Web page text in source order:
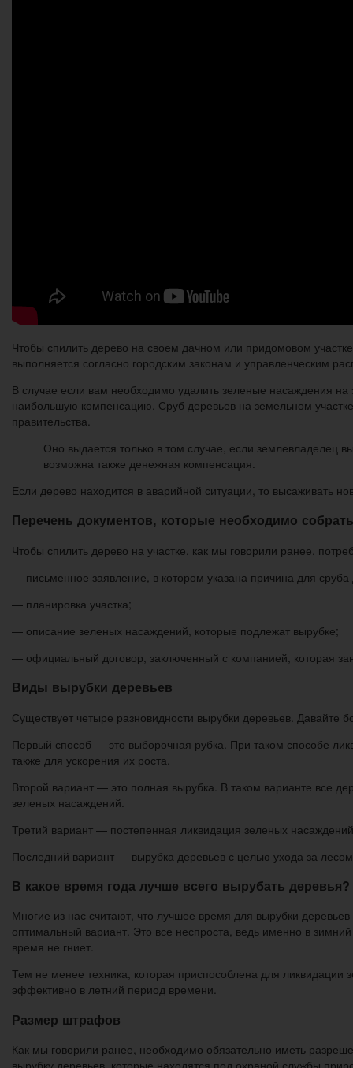
Чтобы спилить дерево на своем дачном или придомовом
выполняется согласно городским законам и управленческим
В случае если вам необходимо удалить зеленые насаждения на
наибольшую компенсацию. Сруб деревьев на земельном
правительства.
Оно выдается только в том случае, если землевладелец
возможна также денежная компенсация.
Если дерево находится в аварийной ситуации, то высаживать
Перечень документов, которые необходимо собрать
Чтобы спилить дерево на участке, как мы говорили ранее,
— письменное заявление, в котором указана причина для сруба
— планировка участка;
— описание зеленых насаждений, которые подлежат вырубке;
— официальный договор, заключенный с компанией, которая
Виды вырубки деревьев
Существует четыре разновидности вырубки деревьев. Давайте
Первый способ — это выборочная рубка. При таком способе
также для ускорения их роста.
Второй вариант — это полная вырубка. В таком варианте все
зеленых насаждений.
Третий вариант — постепенная ликвидация зеленых
Последний вариант — вырубка деревьев с целью ухода за
В какое время года лучше всего вырубать деревья?
Многие из нас считают, что лучшее время для вырубки
оптимальный вариант. Это все неспроста, ведь именно в
время не гниет.
Тем не менее техника, которая приспособлена для
эффективно в летний период времени.
Размер штрафов
Как мы говорили ранее, необходимо обязательно иметь